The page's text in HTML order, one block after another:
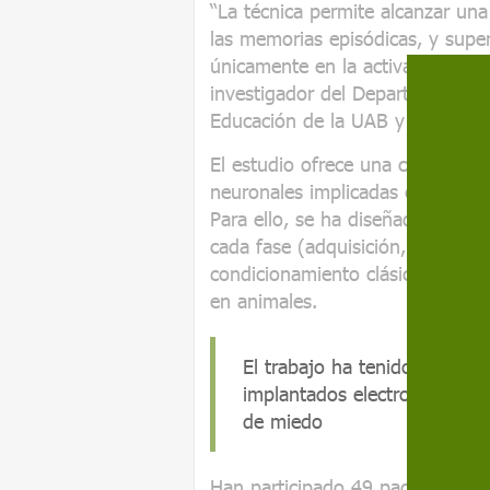
“La técnica permite alcanzar
las memorias episódicas, y
únicamente en la activación
investigador del Departamento
Educación de la UAB y primer
El estudio ofrece una
neuronales implicadas en la
Para ello, se ha diseñado un
cada fase (adquisición,
condicionamiento clásico en
en animales.
El trabajo ha tenido 49
implantados electrodos en
de miedo